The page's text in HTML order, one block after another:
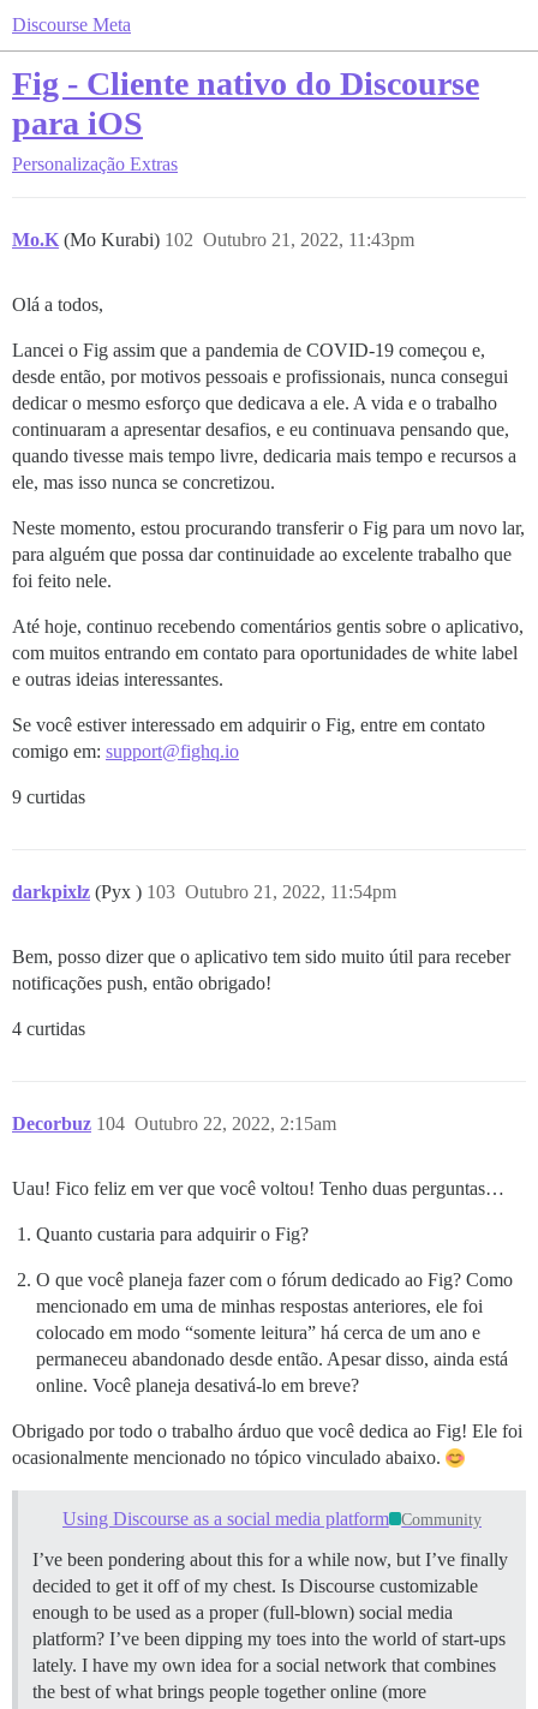
Discourse Meta
Fig - Cliente nativo do Discourse
para iOS
Personalização Extras
Mo.K (Mo Kurabi) Outubro 21, 2022, 11:43pm
102
Olá a todos,
Lancei o Fig assim que a pandemia de COVID-19 começou e,
desde então, por motivos pessoais e profissionais, nunca consegui
dedicar o mesmo esforço que dedicava a ele. A vida e o trabalho
continuaram a apresentar desafios, e eu continuava pensando que,
quando tivesse mais tempo livre, dedicaria mais tempo e recursos a
ele, mas isso nunca se concretizou.
Neste momento, estou procurando transferir o Fig para um novo lar,
para alguém que possa dar continuidade ao excelente trabalho que
foi feito nele.
Até hoje, continuo recebendo comentários gentis sobre o aplicativo,
com muitos entrando em contato para oportunidades de white label
e outras ideias interessantes.
Se você estiver interessado em adquirir o Fig, entre em contato
comigo em: support@fighq.io
9 curtidas
darkpixlz (Pyx ) Outubro 21, 2022, 11:54pm
103
Bem, posso dizer que o aplicativo tem sido muito útil para receber
notificações push, então obrigado!
4 curtidas
Decorbuz Outubro 22, 2022, 2:15am
104
Uau! Fico feliz em ver que você voltou! Tenho duas perguntas…
Quanto custaria para adquirir o Fig?
O que você planeja fazer com o fórum dedicado ao Fig? Como
mencionado em uma de minhas respostas anteriores, ele foi
colocado em modo “somente leitura” há cerca de um ano e
permaneceu abandonado desde então. Apesar disso, ainda está
online. Você planeja desativá-lo em breve?
Obrigado por todo o trabalho árduo que você dedica ao Fig! Ele foi
ocasionalmente mencionado no tópico vinculado abaixo.
Using Discourse as a social media platform Community
I’ve been pondering about this for a while now, but I’ve finally
decided to get it off of my chest. Is Discourse customizable
enough to be used as a proper (full-blown) social media
platform? I’ve been dipping my toes into the world of start-ups
lately. I have my own idea for a social network that combines
the best of what brings people together online (more